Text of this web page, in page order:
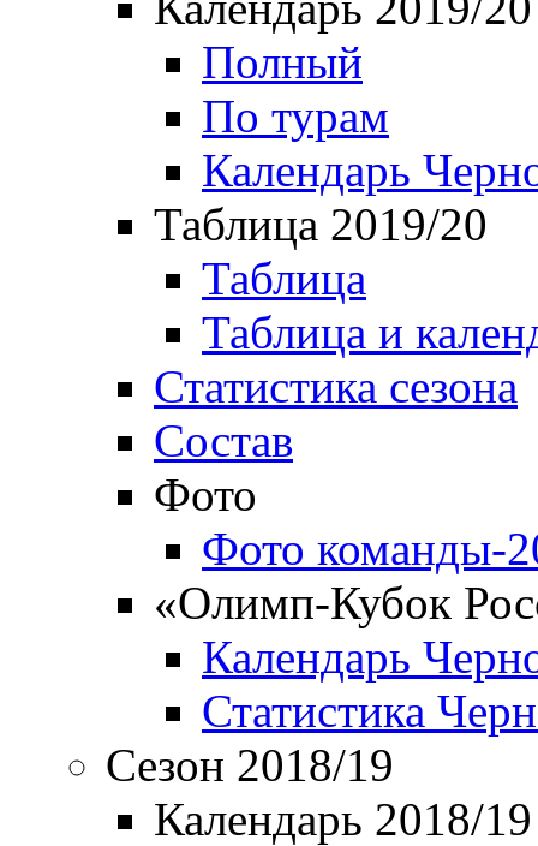
Полный
По турам
Календарь
Таблица 2019/20
Таблица
Таблица и
Статистика сезона
Состав
Фото
Фото команды-
«Олимп-Кубок
Календарь
Статистика
Сезон 2018/19
Календарь 2018/19